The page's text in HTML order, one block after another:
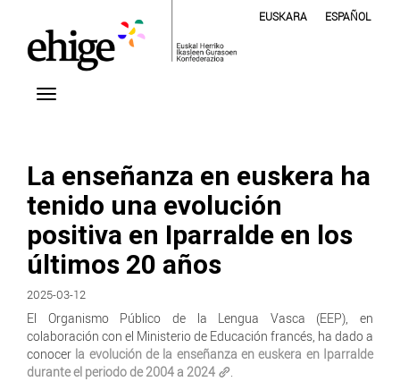
EUSKARA ESPAÑOL
La enseñanza en euskera ha
tenido una evolución
positiva en Iparralde en los
últimos 20 años
2025-03-12
El Organismo Público de la Lengua Vasca (EEP), en
colaboración con el Ministerio de Educación francés, ha dado a
conocer la evolución de la enseñanza en euskera en Iparralde
durante el periodo de 2004 a 2024
.